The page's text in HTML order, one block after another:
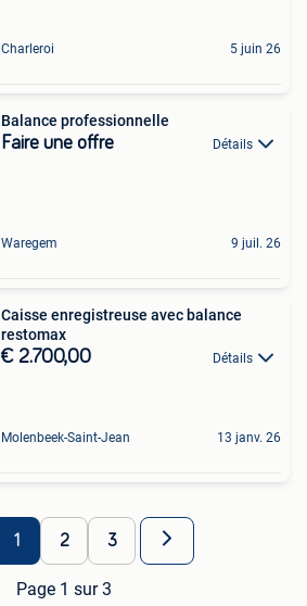
Charleroi 5 juin 26
Balance professionnelle
Faire une offre Détails
Waregem 9 juil. 26
Caisse enregistreuse avec balance
restomax
€ 2.700,00 Détails
Molenbeek-Saint-Jean 13 janv. 26
1 2 3
Page 1 sur 3